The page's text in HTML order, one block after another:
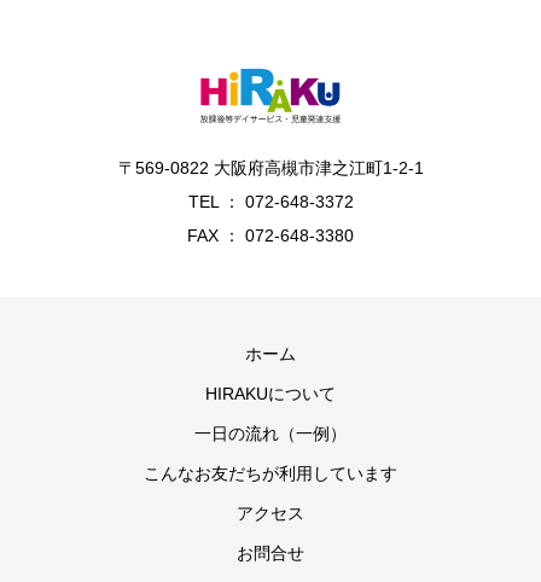
〒569-0822 大阪府高槻市津之江町1-2-1
TEL ： 072-648-3372
FAX ： 072-648-3380
ホーム
HIRAKUについて
一日の流れ（一例）
こんなお友だちが利用しています
アクセス
お問合せ